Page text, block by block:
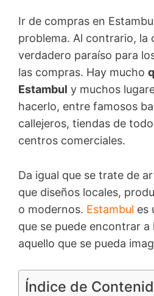
Ir de compras en
problema. Al contrario, la
verdadero paraíso para
las compras. Hay mucho
Estambul y muchos
hacerlo, entre famosos
callejeros, tiendas de
centros comerciales.
Da igual que se trate de
que diseños locales,
o modernos. Estambul es
que se puede encontrar
aquello que se pueda
Índice de